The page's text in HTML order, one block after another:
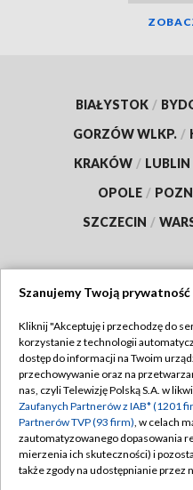
BIAŁYSTOK /
GORZÓW WLKP. /
KRAKÓW / LUBLIN
OPOLE /
SZCZECIN /
Abonament TVP
Emisja w TVP
Centrum informacji TVP
Naziemna Telewizja
Szanujemy Twoją prywatność
Kliknij "Akceptuję i przechodzę do
korzystanie z technologii
dostęp do informacji na Twoim
przechowywanie oraz na
nas, czyli Telewizję Polską S.A. w
Zaufanych Partnerów z IAB* (1201
Partnerów TVP (93 firm), w celach
zautomatyzowanego dopasowania
mierzenia ich skuteczności) i
także zgody na udostępnianie przez